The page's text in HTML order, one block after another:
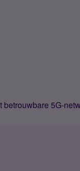
betrouwbare 5G-